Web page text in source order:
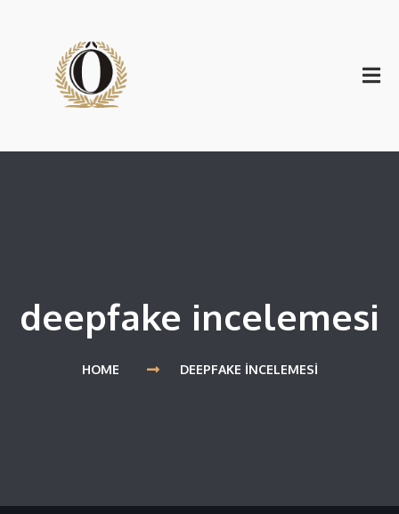
deepfake incelemesi
HOME DEEPFAKE INCELEMESI